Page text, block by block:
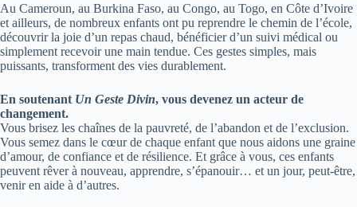
Au Cameroun, au Burkina Faso, au Congo, au Togo, en Côte d’Ivoire
et ailleurs, de nombreux enfants ont pu reprendre le chemin de l’école,
découvrir la joie d’un repas chaud, bénéficier d’un suivi médical ou
simplement recevoir une main tendue. Ces gestes simples, mais
puissants, transforment des vies durablement.
En soutenant Un Geste Divin, vous devenez un acteur de
changement.
Vous brisez les chaînes de la pauvreté, de l’abandon et de l’exclusion.
Vous semez dans le cœur de chaque enfant que nous aidons une graine
d’amour, de confiance et de résilience. Et grâce à vous, ces enfants
peuvent rêver à nouveau, apprendre, s’épanouir… et un jour, peut-être,
venir en aide à d’autres.